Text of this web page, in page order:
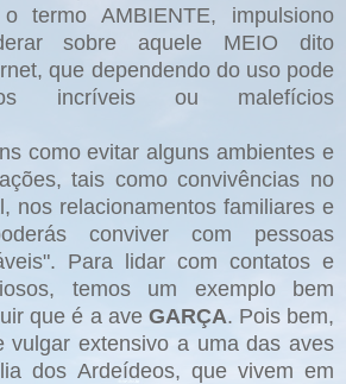
termo AMBIENTE, impulsiono
sobre aquele MEIO dito
que dependendo do uso pode
incríveis ou malefícios
como evitar alguns ambientes e
tais como convivências no
nos relacionamentos familiares e
conviver com pessoas
Para lidar com contatos e
temos um exemplo bem
que é a ave GARÇA. Pois bem,
vulgar extensivo a uma das aves
dos Ardeídeos, que vivem em